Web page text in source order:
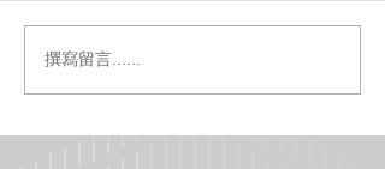
撰寫留言......